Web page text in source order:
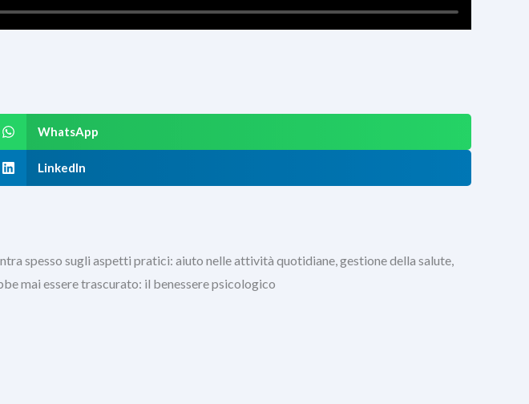
WhatsApp
LinkedIn
spesso sugli aspetti pratici: aiuto nelle attività quotidiane, gestione della salute,
mai essere trascurato: il benessere psicologico